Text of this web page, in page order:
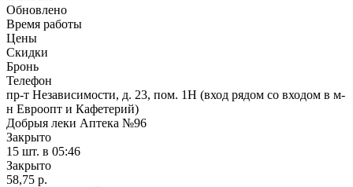
Обновлено
Время работы
Цены
Скидки
Бронь
Телефон
пр-т Независимости, д. 23, пом. 1Н (вход рядом со входом в м-
н Евроопт и Кафетерий)
Добрыя леки Аптека №96
Закрыто
15 шт. в 05:46
Закрыто
58,75 р.